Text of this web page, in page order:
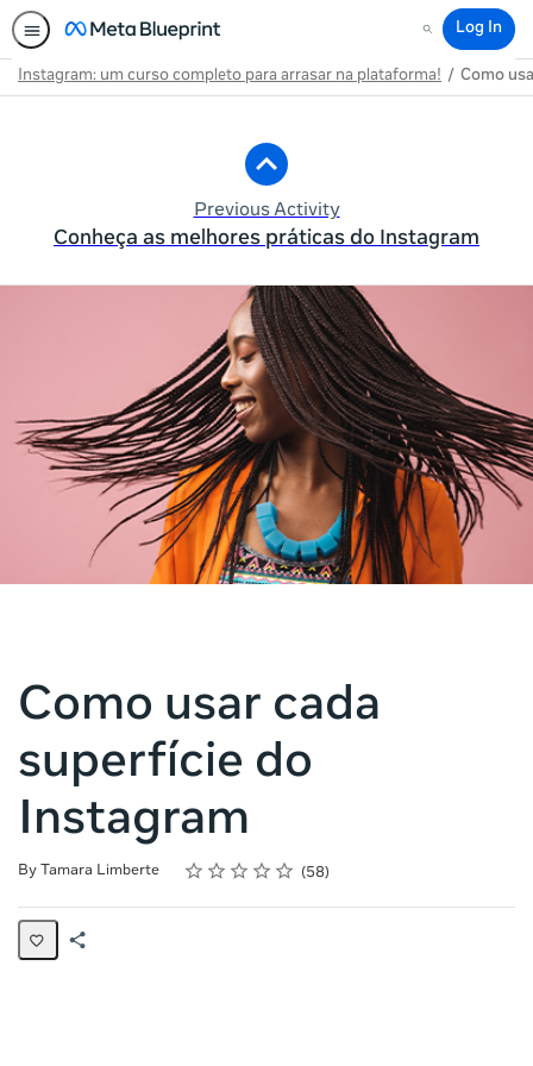
Search
Log In
Instagram: um curso completo para arrasar na plataforma! Como
Previous Activity
Conheça as melhores práticas do Instagram
Como usar cada
superfície do
Instagram
By Tamara Limberte Rating
1 star
2 stars
3 stars
4 stars
5 stars
Average rating: 4.9 58
58 reviews